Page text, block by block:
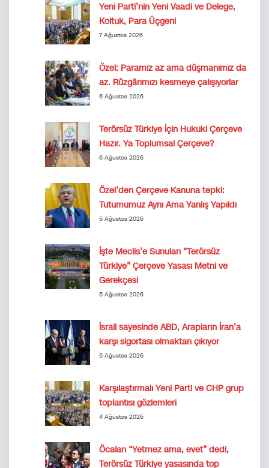
Yeni Parti’nin Yeni Vaadi ve Delege,
Koltuk, Para Üçgeni
7 Ağustos 2026
Özel: Paramız az ama düşmanımız da
az. Rüzgârımızı kesmeye çalışıyorlar
6 Ağustos 2026
Terörsüz Türkiye İçin Hukuki Çerçeve
Hazır. Ya Toplumsal Çerçeve?
6 Ağustos 2026
Özel’den Çerçeve Kanuna tepki:
Tutumumuz Aynı Ama Yanlış Yapıldı
5 Ağustos 2026
İşte Meclis’e Sunulan “Terörsüz
Türkiye” Çerçeve Yasası Metni ve
Gerekçesi
5 Ağustos 2026
İsrail sayesinde ABD, Arapların İran’a
karşı sigortası olmaktan çıkıyor
5 Ağustos 2026
Karşılaştırmalı Yeni Parti ve CHP grup
toplantısı gözlemleri
4 Ağustos 2026
Öcalan “Yetmez ama, evet” dedi,
Terörsüz Türkiye yasasında top